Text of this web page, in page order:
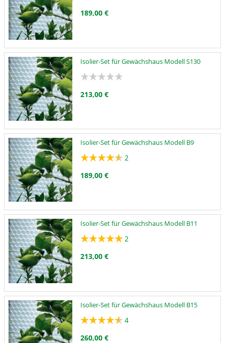
189,00 €
Isolier-Set für Gewächshaus Modell S130
213,00 €
Isolier-Set für Gewächshaus Modell B9
2
189,00 €
Isolier-Set für Gewächshaus Modell B11
2
213,00 €
Isolier-Set für Gewächshaus Modell B15
4
260,00 €